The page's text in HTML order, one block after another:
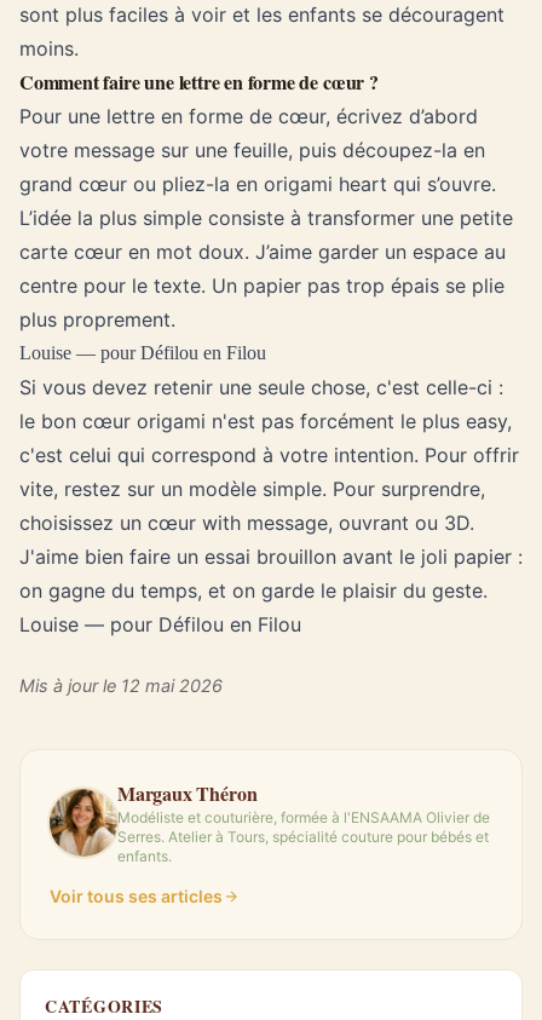
sont plus faciles à voir et les enfants se découragent
moins.
Comment faire une lettre en forme de cœur ?
Pour une lettre en forme de cœur, écrivez d’abord
votre message sur une feuille, puis découpez-la en
grand cœur ou pliez-la en origami heart qui s’ouvre.
L’idée la plus simple consiste à transformer une petite
carte cœur en mot doux. J’aime garder un espace au
centre pour le texte. Un papier pas trop épais se plie
plus proprement.
Louise — pour Défilou en Filou
Si vous devez retenir une seule chose, c'est celle-ci :
le bon cœur origami n'est pas forcément le plus easy,
c'est celui qui correspond à votre intention. Pour offrir
vite, restez sur un modèle simple. Pour surprendre,
choisissez un cœur with message, ouvrant ou 3D.
J'aime bien faire un essai brouillon avant le joli papier :
on gagne du temps, et on garde le plaisir du geste.
Louise — pour Défilou en Filou
Mis à jour le 12 mai 2026
Margaux Théron
Modéliste et couturière, formée à l'ENSAAMA Olivier de
Serres. Atelier à Tours, spécialité couture pour bébés et
enfants.
Voir tous ses articles
CATÉGORIES